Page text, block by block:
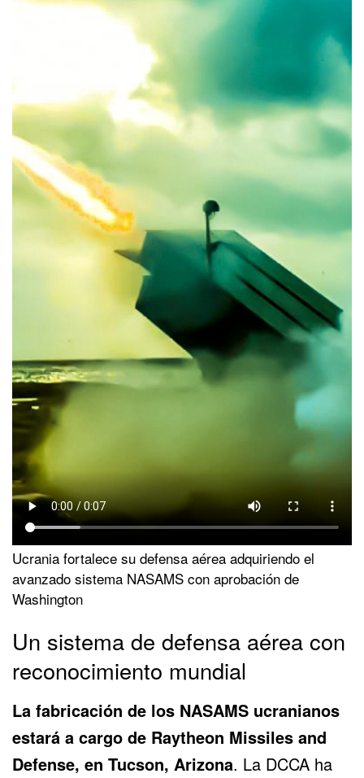
Ucrania fortalece su defensa aérea adquiriendo el
avanzado sistema NASAMS con aprobación de
Washington
Un sistema de defensa aérea con
reconocimiento mundial
La fabricación de los NASAMS ucranianos
estará a cargo de Raytheon Missiles and
Defense, en Tucson, Arizona. La DCCA ha